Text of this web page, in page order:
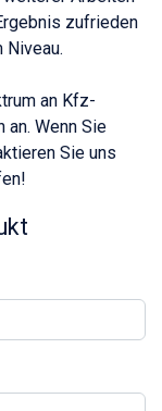
zufrieden
an Kfz-
an. Wenn Sie
Sie uns